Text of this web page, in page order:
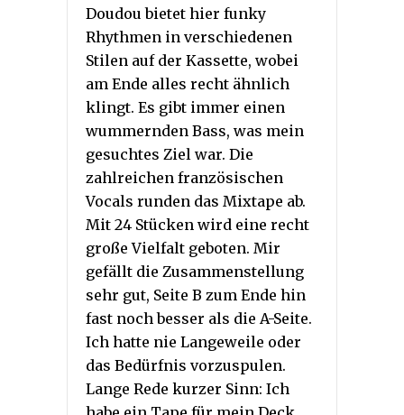
Doudou bietet hier funky
Rhythmen in verschiedenen
Stilen auf der Kassette, wobei
am Ende alles recht ähnlich
klingt. Es gibt immer einen
wummernden Bass, was mein
gesuchtes Ziel war. Die
zahlreichen französischen
Vocals runden das Mixtape ab.
Mit 24 Stücken wird eine recht
große Vielfalt geboten. Mir
gefällt die Zusammenstellung
sehr gut, Seite B zum Ende hin
fast noch besser als die A-Seite.
Ich hatte nie Langeweile oder
das Bedürfnis vorzuspulen.
Lange Rede kurzer Sinn: Ich